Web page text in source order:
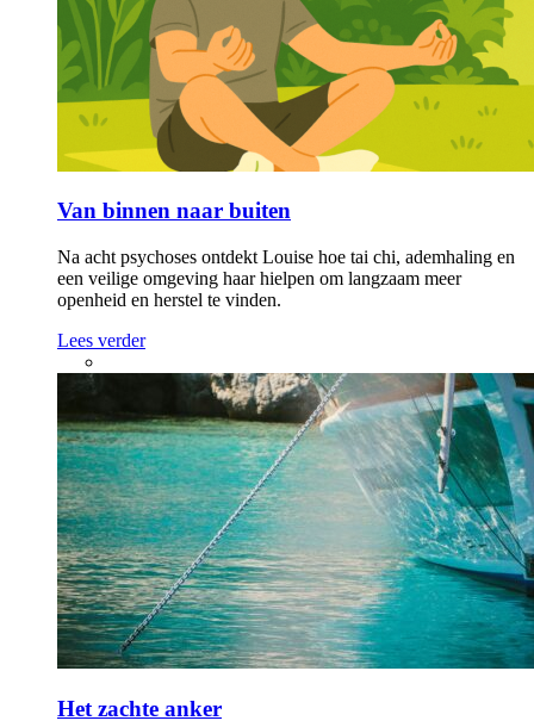
Van binnen naar buiten
Na acht psychoses ontdekt Louise hoe tai chi, ademhaling en
een veilige omgeving haar hielpen om langzaam meer
openheid en herstel te vinden.
Lees verder
Het zachte anker